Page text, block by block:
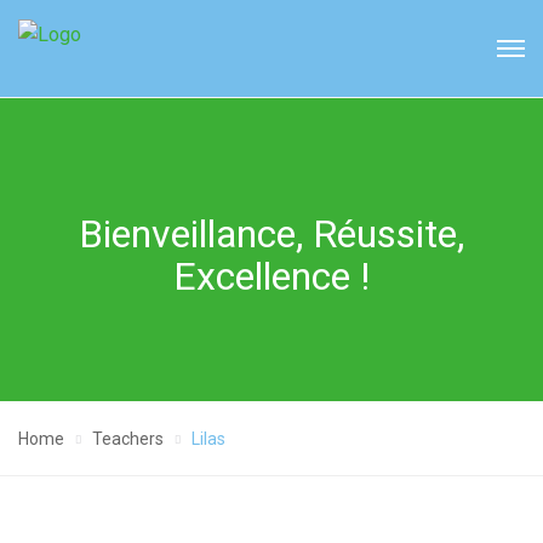
Bienveillance, Réussite,
Excellence !
Home Teachers Lilas